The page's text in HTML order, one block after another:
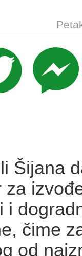
Šijana
za
i
čime
od